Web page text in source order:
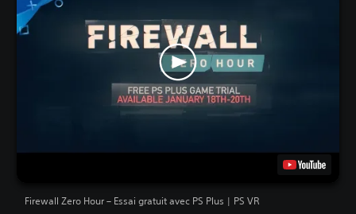
Firewall Zero Hour – Essai gratuit avec PS Plus | PS VR